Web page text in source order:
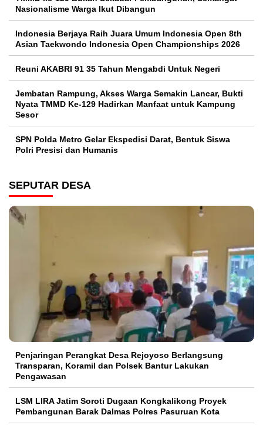
Nasionalisme Warga Ikut Dibangun
Indonesia Berjaya Raih Juara Umum Indonesia Open 8th
Asian Taekwondo Indonesia Open Championships 2026
Reuni AKABRI 91 35 Tahun Mengabdi Untuk Negeri
Jembatan Rampung, Akses Warga Semakin Lancar, Bukti
Nyata TMMD Ke-129 Hadirkan Manfaat untuk Kampung
Sesor
SPN Polda Metro Gelar Ekspedisi Darat, Bentuk Siswa
Polri Presisi dan Humanis
SEPUTAR DESA
Penjaringan Perangkat Desa Rejoyoso Berlangsung
Transparan, Koramil dan Polsek Bantur Lakukan
Pengawasan
LSM LIRA Jatim Soroti Dugaan Kongkalikong Proyek
Pembangunan Barak Dalmas Polres Pasuruan Kota